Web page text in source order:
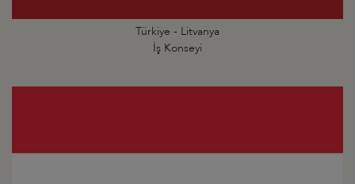
Türkiye - Litvanya
İş Konseyi